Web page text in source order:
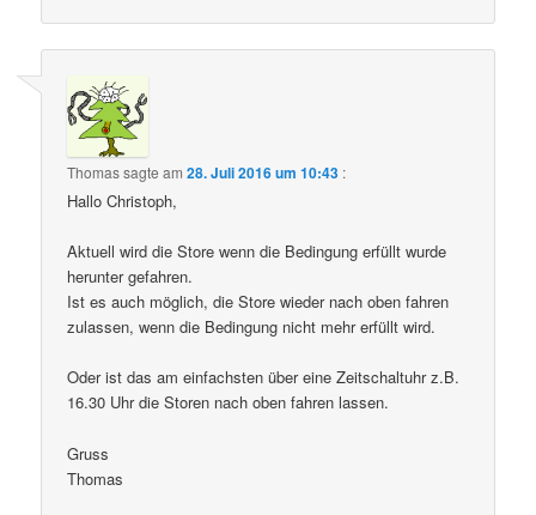
Thomassagte am28. Juli 2016 um 10:43 :
Hallo Christoph,
Aktuell wird die Store wenn die Bedingung erfüllt wurde
herunter gefahren.
Ist es auch möglich, die Store wieder nach oben fahren
zulassen, wenn die Bedingung nicht mehr erfüllt wird.
Oder ist das am einfachsten über eine Zeitschaltuhr z.B.
16.30 Uhr die Storen nach oben fahren lassen.
Gruss
Thomas